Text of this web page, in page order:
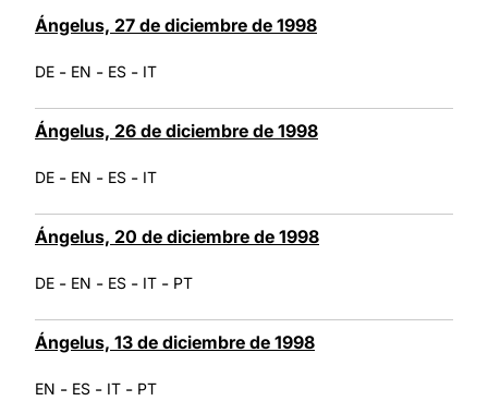
Ángelus, 27 de diciembre de 1998
DE - EN - ES - IT
Ángelus, 26 de diciembre de 1998
DE - EN - ES - IT
Ángelus, 20 de diciembre de 1998
DE - EN - ES - IT - PT
Ángelus, 13 de diciembre de 1998
EN - ES - IT - PT